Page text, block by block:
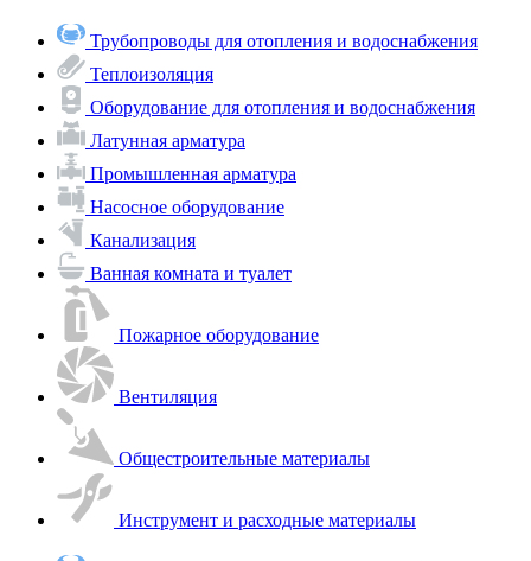
Трубопроводы для отопления и водоснабжения
Теплоизоляция
Оборудование для отопления и водоснабжения
Латунная арматура
Промышленная арматура
Насосное оборудование
Канализация
Ванная комната и туалет
Пожарное оборудование
Вентиляция
Общестроительные материалы
Инструмент и расходные материалы